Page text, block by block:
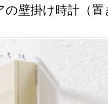
壁掛け時計（置